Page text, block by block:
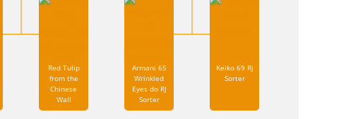
Red Tulip
from the
Chinese
Wall
Armani 65
Wrinkled
Eyes do RJ
Sorter
Keiko 69 Rj
Sorter